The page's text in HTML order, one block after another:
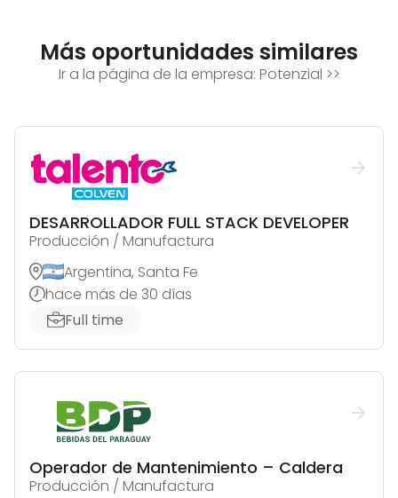
Más oportunidades similares
Ir a la página de la empresa: Potenzial >>
DESARROLLADOR FULL STACK DEVELOPER
Producción / Manufactura
Argentina, Santa Fe
hace más de 30 días
Full time
Operador de Mantenimiento – Caldera
Producción / Manufactura